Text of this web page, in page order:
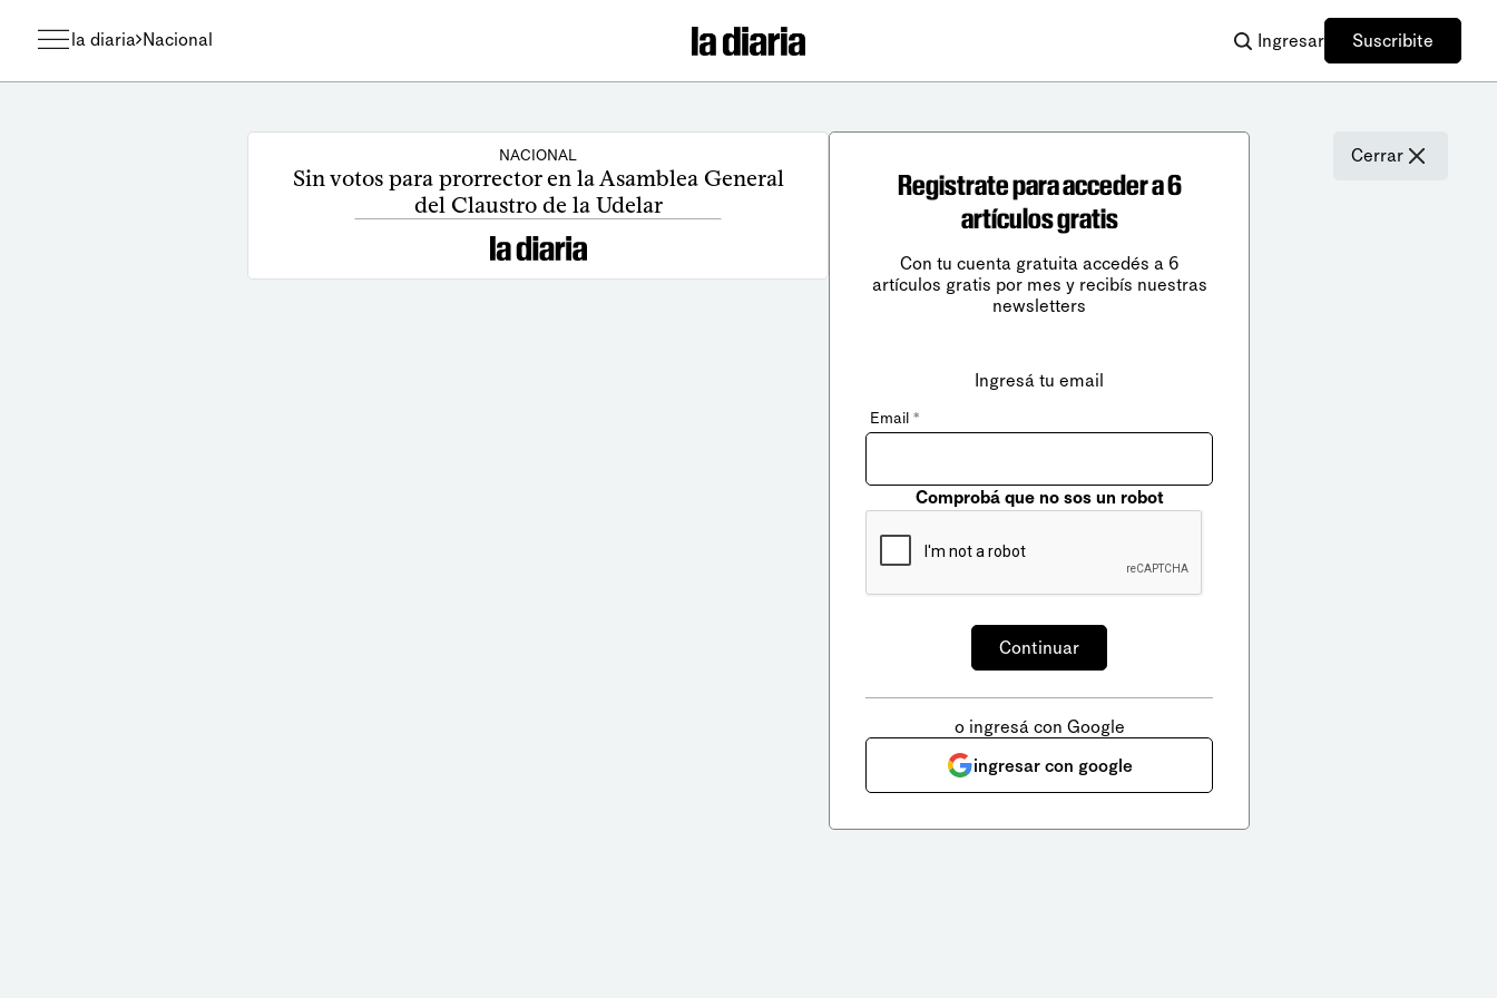
la diaria Nacional Ingresar Suscribite
NACIONAL
Sin votos para prorrector en la Asamblea General
del Claustro de la Udelar
Cerrar
Registrate para acceder a 6
artículos gratis
Con tu cuenta gratuita accedés a 6
artículos gratis por mes y recibís nuestras
newsletters
Ingresá tu email
Email *
Comprobá que no sos un robot
o ingresá con Google
ingresar con google